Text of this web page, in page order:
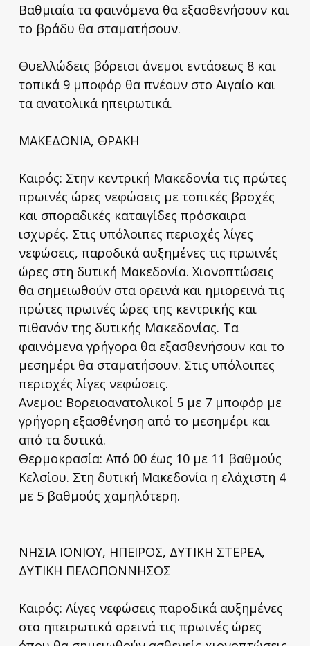
Βαθμιαία τα φαινόμενα θα εξασθενήσουν και
το βράδυ θα σταματήσουν.
Θυελλώδεις βόρειοι άνεμοι εντάσεως 8 και
τοπικά 9 μποφόρ θα πνέουν στο Αιγαίο και
τα ανατολικά ηπειρωτικά.
ΜΑΚΕΔΟΝΙΑ, ΘΡΑΚΗ
Καιρός: Στην κεντρική Μακεδονία τις πρώτες
πρωινές ώρες νεφώσεις με τοπικές βροχές
και σποραδικές καταιγίδες πρόσκαιρα
ισχυρές. Στις υπόλοιπες περιοχές λίγες
νεφώσεις, παροδικά αυξημένες τις πρωινές
ώρες στη δυτική Μακεδονία. Χιονοπτώσεις
θα σημειωθούν στα ορεινά και ημιορεινά τις
πρώτες πρωινές ώρες της κεντρικής και
πιθανόν της δυτικής Μακεδονίας. Τα
φαινόμενα γρήγορα θα εξασθενήσουν και το
μεσημέρι θα σταματήσουν. Στις υπόλοιπες
περιοχές λίγες νεφώσεις.
Ανεμοι: Βορειοανατολικοί 5 με 7 μποφόρ με
γρήγορη εξασθένηση από το μεσημέρι και
από τα δυτικά.
Θερμοκρασία: Από 00 έως 10 με 11 βαθμούς
Κελσίου. Στη δυτική Μακεδονία η ελάχιστη 4
με 5 βαθμούς χαμηλότερη.
ΝΗΣΙΑ ΙΟΝΙΟΥ, ΗΠΕΙΡΟΣ, ΔΥΤΙΚΗ ΣΤΕΡΕΑ,
ΔΥΤΙΚΗ ΠΕΛΟΠΟΝΝΗΣΟΣ
Καιρός: Λίγες νεφώσεις παροδικά αυξημένες
στα ηπειρωτικά ορεινά τις πρωινές ώρες